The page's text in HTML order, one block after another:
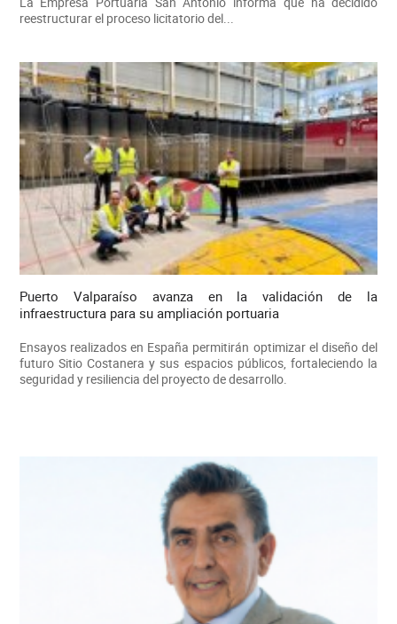
reestructurar el proceso licitatorio del...
Puerto Valparaíso avanza en la validación de la
infraestructura para su ampliación portuaria
Ensayos realizados en España permitirán optimizar el diseño del
futuro Sitio Costanera y sus espacios públicos, fortaleciendo la
seguridad y resiliencia del proyecto de desarrollo.